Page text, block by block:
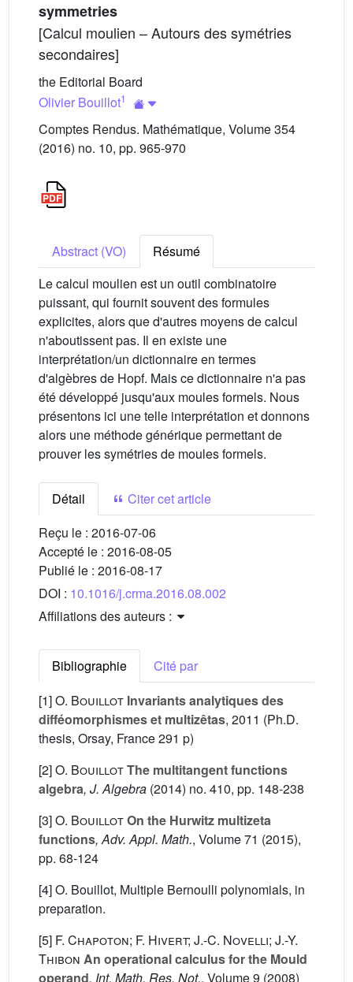
symmetries
[Calcul moulien – Autours des symétries
secondaires]
the Editorial Board
Olivier Bouillot1
Comptes Rendus. Mathématique, Volume 354
(2016) no. 10, pp. 965-970
Abstract (VO)
Résumé
Le calcul moulien est un outil combinatoire
puissant, qui fournit souvent des formules
explicites, alors que d'autres moyens de calcul
n'aboutissent pas. Il en existe une
interprétation/un dictionnaire en termes
d'algèbres de Hopf. Mais ce dictionnaire n'a pas
été développé jusqu'aux moules formels. Nous
présentons ici une telle interprétation et donnons
alors une méthode générique permettant de
prouver les symétries de moules formels.
Détail
Citer cet article
Reçu le : 2016-07-06
Accepté le : 2016-08-05
Publié le : 2016-08-17
DOI : 10.1016/j.crma.2016.08.002
Affiliations des auteurs :
Bibliographie
Cité par
[1]O. Bouillot Invariants analytiques des
difféomorphismes et multizêtas, 2011 (Ph.D.
thesis, Orsay, France 291 p)
[2]O. BouillotThe multitangent functions
algebra, J. Algebra (2014) no. 410, pp. 148-238
[3]O. BouillotOn the Hurwitz multizeta
functions, Adv. Appl. Math., Volume 71 (2015),
pp. 68-124
[4] O. Bouillot, Multiple Bernoulli polynomials, in
preparation.
[5] F. Chapoton; F. Hivert; J.-C. Novelli; J.-Y.
Thibon An operational calculus for the Mould
operand, Int. Math. Res. Not., Volume 9 (2008)